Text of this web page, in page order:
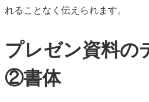
れることなく伝えられます。
プレゼン資料の
②書体